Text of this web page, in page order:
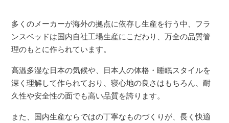
多くのメーカーが海外の拠点に依存し生産を行う中、フラ
ンスベッドは国内自社工場生産にこだわり、万全の品質管
理のもとに作られています。
高温多湿な日本の気候や、日本人の体格・睡眠スタイルを
深く理解して作られており、寝心地の良さはもちろん、耐
久性や安全性の面でも高い品質を誇ります。
また、国内生産ならではの丁寧なものづくりが、長く快適